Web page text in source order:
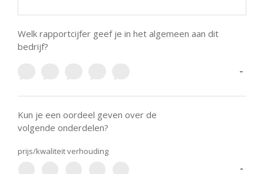
Welk rapportcijfer geef je in het algemeen aan dit
bedrijf?
-
Kun je een oordeel geven over de
volgende onderdelen?
prijs/kwaliteit verhouding
-